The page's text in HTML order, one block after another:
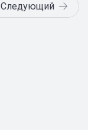
Следующий